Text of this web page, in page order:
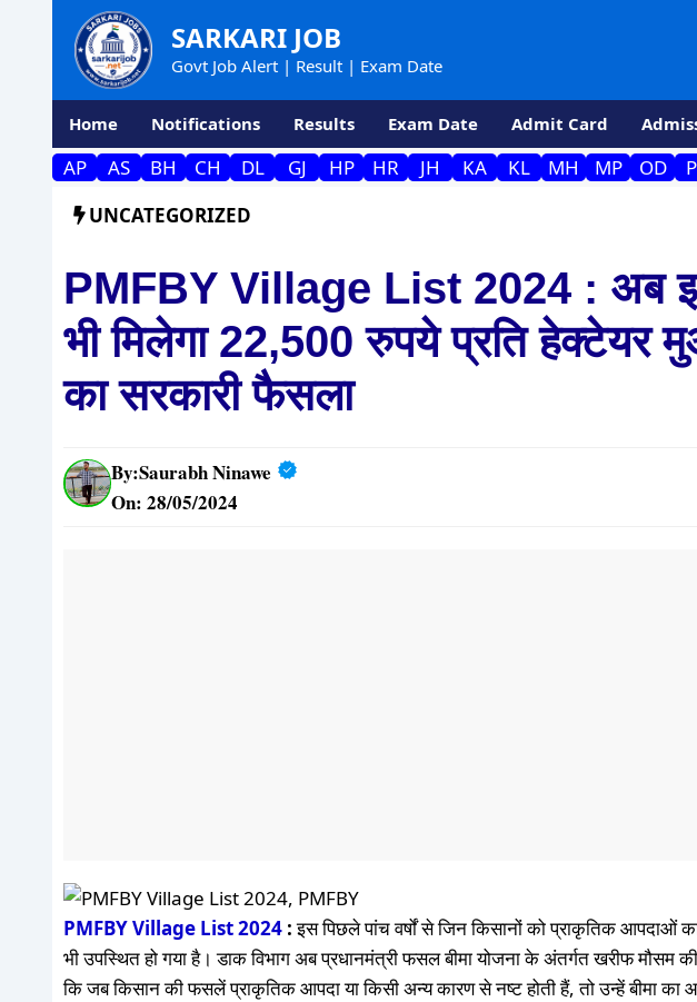
SARKARI JOB
Govt Job Alert | Result | Exam Date
Home Notifications Results Exam Date Admit Card
AP AS BH CH DL GJ HP HR JH KA KL MH MP OD
UNCATEGORIZED
PMFBY Village List 2024 : अब
भी मिलेगा 22,500 रुपये प्रति
का सरकारी फैसला
By:Saurabh Ninawe
On: 28/05/2024
PMFBY Village List 2024 :इस पिछले पांच वर्षों से जिन किसानों को प्राकृतिक आपदाओं
भी उपस्थित हो गया है। डाक विभाग अब प्रधानमंत्री फसल बीमा योजना के अंतर्गत खरीफ मौसम
कि जब किसान की फसलें प्राकृतिक आपदा या किसी अन्य कारण से नष्ट होती हैं, तो उन्हें बीमा का